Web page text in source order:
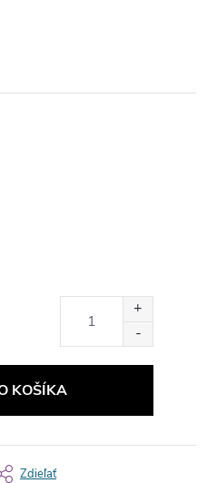
KOŠÍKA
Zdieľať